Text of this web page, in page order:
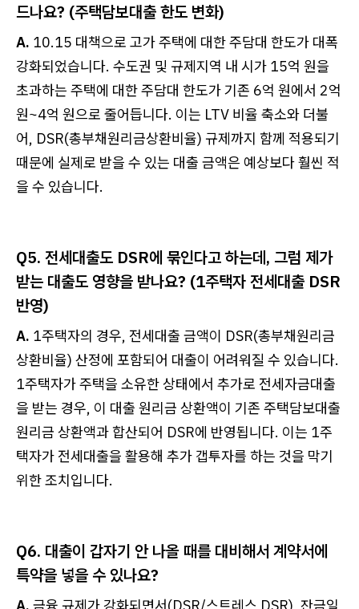
드나요? (주택담보대출 한도 변화)
A. 10.15 대책으로 고가 주택에 대한 주담대 한도가 대폭
강화되었습니다. 수도권 및 규제지역 내 시가 15억 원을
초과하는 주택에 대한 주담대 한도가 기존 6억 원에서 2억
원~4억 원으로 줄어듭니다. 이는 LTV 비율 축소와 더불
어, DSR(총부채원리금상환비율) 규제까지 함께 적용되기
때문에 실제로 받을 수 있는 대출 금액은 예상보다 훨씬 적
을 수 있습니다.
Q5. 전세대출도 DSR에 묶인다고 하는데, 그럼 제가
받는 대출도 영향을 받나요? (1주택자 전세대출 DSR
반영)
A. 1주택자의 경우, 전세대출 금액이 DSR(총부채원리금
상환비율) 산정에 포함되어 대출이 어려워질 수 있습니다.
1주택자가 주택을 소유한 상태에서 추가로 전세자금대출
을 받는 경우, 이 대출 원리금 상환액이 기존 주택담보대출
원리금 상환액과 합산되어 DSR에 반영됩니다. 이는 1주
택자가 전세대출을 활용해 추가 갭투자를 하는 것을 막기
위한 조치입니다.
Q6. 대출이 갑자기 안 나올 때를 대비해서 계약서에
특약을 넣을 수 있나요?